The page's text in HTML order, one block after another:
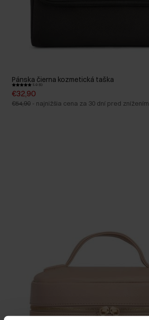
Pánska čierna kozmetická taška
5.0 (5)
€32,90
€54,90 - najnižšia cena za 30 dní pred znížením